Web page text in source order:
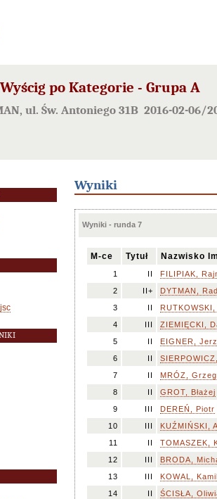
po Kategorie - Grupa A
ul. Św. Antoniego 31B 2016-02-06/
Wyniki
Wyniki - runda 7
M-ce Tytuł Nazwisko
1 II
FILIPIAK,
2
II+
DYTMAN,
3
II
4
III
ZIEMIĘCKI,
5
II
EIGNER,
6
II
7
II
MRÓZ,
8
II
GROT, Błażej
9
III
DEREŃ, Piotr
10
III
KUŹMIŃSKI,
11
II
TOMASZEK,
12
III
BRODA,
13
III
KOWAL,
14
II
ŚCISŁA,